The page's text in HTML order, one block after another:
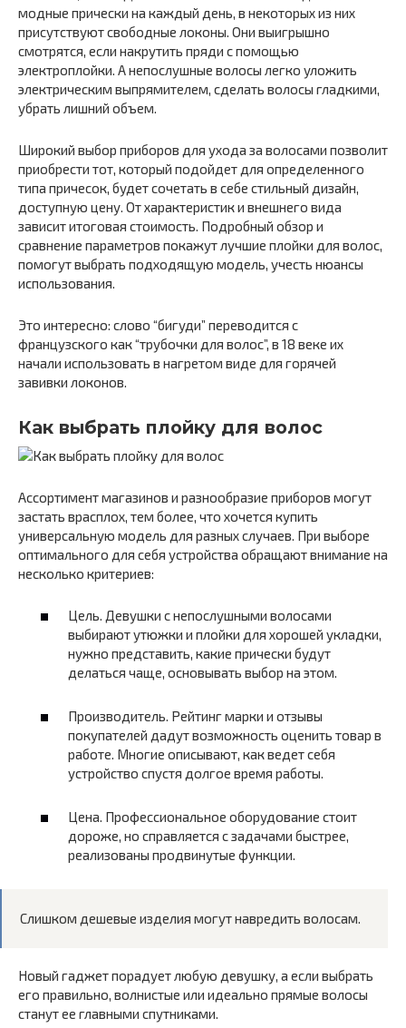
модные прически на каждый день, в некоторых из них
присутствуют свободные локоны. Они выигрышно
смотрятся, если накрутить пряди с помощью
электроплойки. А непослушные волосы легко уложить
электрическим выпрямителем, сделать волосы гладкими,
убрать лишний объем.
Широкий выбор приборов для ухода за волосами позволит
приобрести тот, который подойдет для определенного
типа причесок, будет сочетать в себе стильный дизайн,
доступную цену. От характеристик и внешнего вида
зависит итоговая стоимость. Подробный обзор и
сравнение параметров покажут лучшие плойки для волос,
помогут выбрать подходящую модель, учесть нюансы
использования.
Это интересно: слово “бигуди” переводится с
французского как “трубочки для волос”, в 18 веке их
начали использовать в нагретом виде для горячей
завивки локонов.
Как выбрать плойку для волос
Ассортимент магазинов и разнообразие приборов могут
застать врасплох, тем более, что хочется купить
универсальную модель для разных случаев. При выборе
оптимального для себя устройства обращают внимание на
несколько критериев:
Цель. Девушки с непослушными волосами
выбирают утюжки и плойки для хорошей укладки,
нужно представить, какие прически будут
делаться чаще, основывать выбор на этом.
Производитель. Рейтинг марки и отзывы
покупателей дадут возможность оценить товар в
работе. Многие описывают, как ведет себя
устройство спустя долгое время работы.
Цена. Профессиональное оборудование стоит
дороже, но справляется с задачами быстрее,
реализованы продвинутые функции.
Слишком дешевые изделия могут навредить волосам.
Новый гаджет порадует любую девушку, а если выбрать
его правильно, волнистые или идеально прямые волосы
станут ее главными спутниками.